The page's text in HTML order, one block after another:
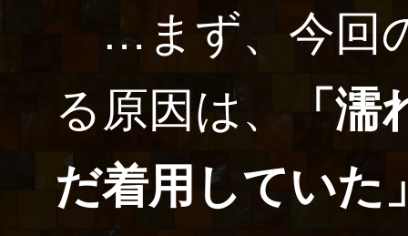
…まず、今回
る原因は、
「
だ着用していた